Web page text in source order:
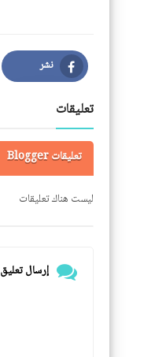
نشر
Facebook
تعليقات
تعليقات Blogger
ليست هناك تعليقات
إرسال تعليق